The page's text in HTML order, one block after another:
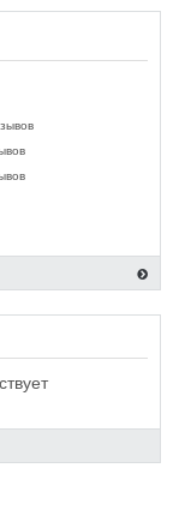
Мира, 33
от посещения